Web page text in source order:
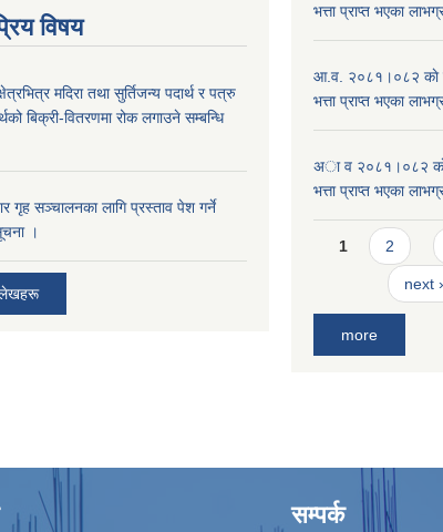
विषय
मदिरा तथा सुर्तिजन्य पदार्थ र पत्रु
बिक्री-वितरणमा रोक लगाउने सम्बन्धि
गृह सञ्चालनका लागि प्रस्ताव पेश गर्ने
।
भत्ता प्राप्त भएका
आ.व. २०८१।०८२ काे
भत्ता प्राप्त भएका
अा व २०८१।०८२ काे
भत्ता प्राप्त भएका
Pages
1 2
next ›
more
सम्पर्क